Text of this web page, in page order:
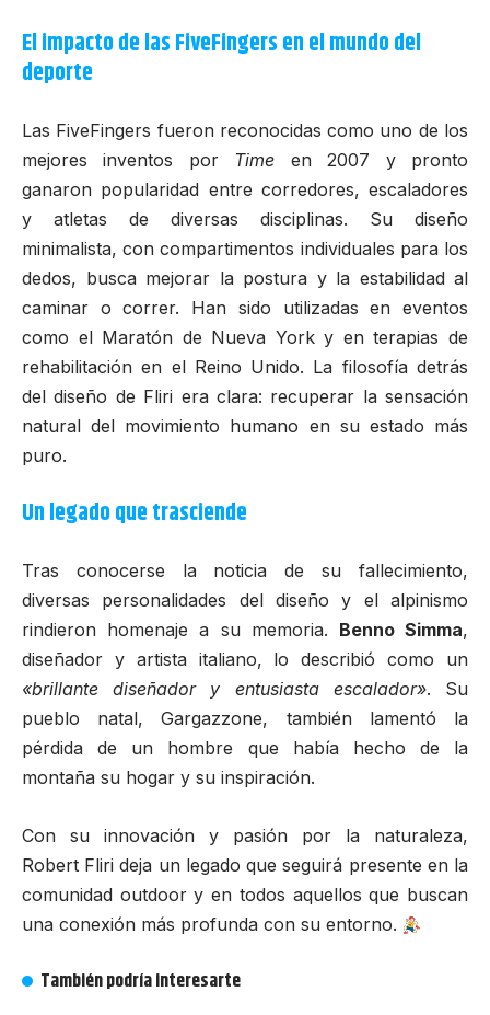
El impacto de las FiveFingers en el mundo del
deporte
Las FiveFingers fueron reconocidas como uno de los
mejores inventos por Time en 2007 y pronto
ganaron popularidad entre corredores, escaladores
y atletas de diversas disciplinas. Su diseño
minimalista, con compartimentos individuales para los
dedos, busca mejorar la postura y la estabilidad al
caminar o correr. Han sido utilizadas en eventos
como el Maratón de Nueva Yorky en terapias de
rehabilitación en el Reino Unido. La filosofía detrás
del diseño de Fliri era clara: recuperar la sensación
natural del movimiento humano en su estado más
puro.
Un legado que trasciende
Tras conocerse la noticia de su fallecimiento,
diversas personalidades del diseño y el alpinismo
rindieron homenaje a su memoria. Benno Simma,
diseñador y artista italiano, lo describió como un
«brillante diseñador y entusiasta escalador». Su
pueblo natal, Gargazzone, también lamentó la
pérdida de un hombre que había hecho de la
montaña su hogar y su inspiración.
Con su innovación y pasión por la naturaleza,
Robert Fliri deja un legado que seguirá presente en la
comunidad outdoor y en todos aquellos que buscan
una conexión más profunda con su entorno.
También podría interesarte